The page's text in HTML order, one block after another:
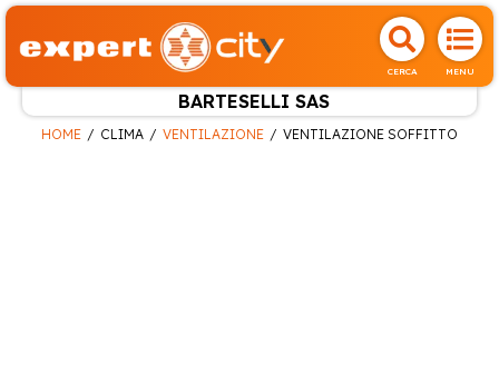
CERCA MENU
BARTESELLI SAS
HOME CLIMA VENTILAZIONE VENTILAZIONE SOFFITTO